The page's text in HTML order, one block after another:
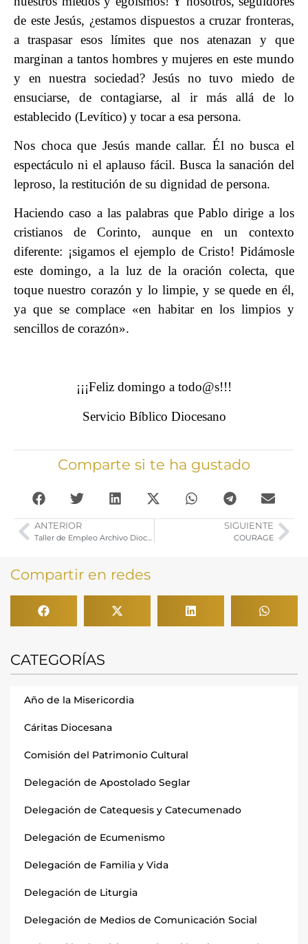
de este Jesús, ¿estamos dispuestos a cruzar fronteras,
a traspasar esos límites que nos atenazan y que
marginan a tantos hombres y mujeres en este mundo
y en nuestra sociedad? Jesús no tuvo miedo de
ensuciarse, de contagiarse, al ir más allá de lo
establecido (Levítico) y tocar a esa persona.
Nos choca que Jesús mande callar. Él no busca el
espectáculo ni el aplauso fácil. Busca la sanación del
leproso, la restitución de su dignidad de persona.
Haciendo caso a las palabras que Pablo dirige a los
cristianos de Corinto, aunque en un contexto
diferente: ¡sigamos el ejemplo de Cristo! Pidámosle
este domingo, a la luz de la oración colecta, que
toque nuestro corazón y lo limpie, y se quede en él,
ya que se complace «en habitar en los limpios y
sencillos de corazón».
¡¡¡Feliz domingo a todo@s!!!
Servicio Bíblico Diocesano
Comparte si te ha gustado
ANTERIOR
Taller de Empleo Archivo Diocesano. Listados Definitivo de Admitidos Excluidos
SIGUIENTE
COURAGE
Compartir en redes
CATEGORÍAS
Año de la Misericordia
Cáritas Diocesana
Comisión del Patrimonio Cultural
Delegación de Apostolado Seglar
Delegación de Catequesis y Catecumenado
Delegación de Ecumenismo
Delegación de Familia y Vida
Delegación de Liturgia
Delegación de Medios de Comunicación Social